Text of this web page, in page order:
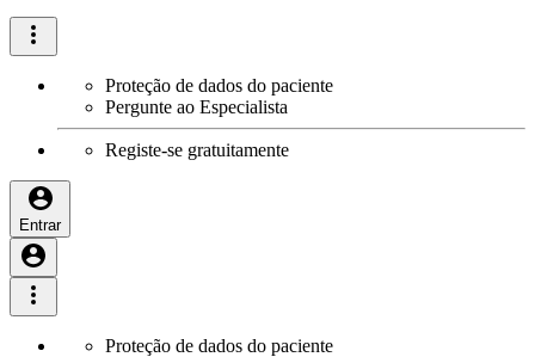
Proteção de dados do paciente
Pergunte ao Especialista
Registe-se gratuitamente
Entrar
Proteção de dados do paciente